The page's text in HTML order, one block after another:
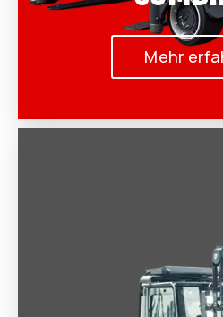
Mehr